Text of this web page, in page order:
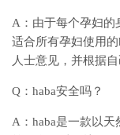
A：由于每个孕妇的
适合所有孕妇使用
人士意见，并根据
Q：haba安全吗？
A：haba是一款以